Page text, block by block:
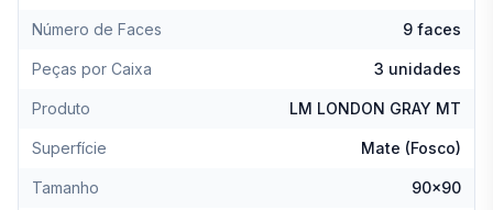
Número de Faces 9 faces
Peças por Caixa 3 unidades
Produto LM LONDON GRAY MT
Superfície Mate (Fosco)
Tamanho 90x90